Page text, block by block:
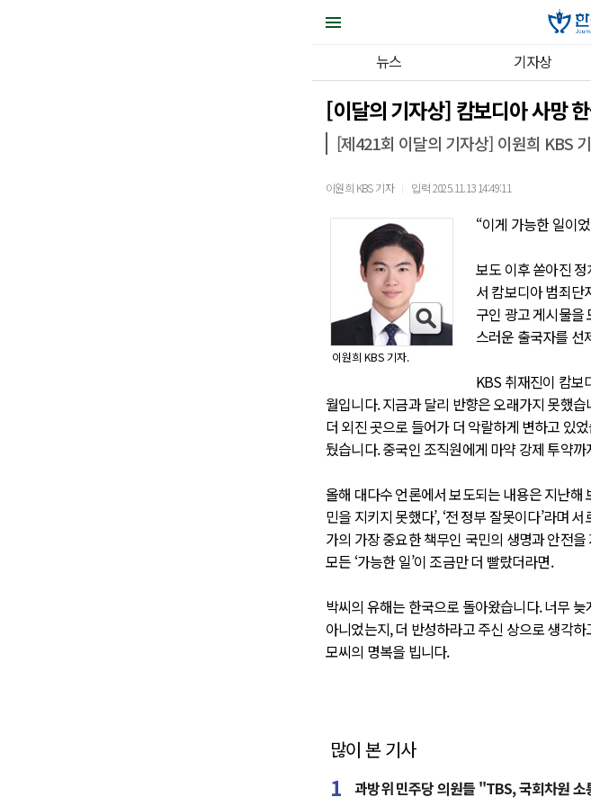
뉴스 기자상
[이달의 기자상] 캄보디아 사망
[제421회 이달의 기자상] 이원희 KBS
이원희 KBS 기자 ｜ 입력 2025.11.13 14:49:11
이원희 KBS 기자.
“이게 가능한 일이
보도 이후 쏟아진
서 캄보디아 범죄단
구인 광고 게시물을
스러운 출국자를 선
KBS 취재진이 캄보
월입니다. 지금과 달리 반향은 오래가지 못했
더 외진 곳으로 들어가 더 악랄하게 변하고 있
뒀습니다. 중국인 조직원에게 마약 강제 투약
올해 대다수 언론에서 보도되는 내용은 지난해
민을 지키지 못했다’, ‘전 정부 잘못이다’라며
가의 가장 중요한 책무인 국민의 생명과 안전
모든 ‘가능한 일’이 조금만 더 빨랐더라면.
박씨의 유해는 한국으로 돌아왔습니다. 너무
아니었는지, 더 반성하라고 주신 상으로 생각
모씨의 명복을 빕니다.
많이 본 기사
과방위 민주당 의원들 "TBS, 국회차원 소